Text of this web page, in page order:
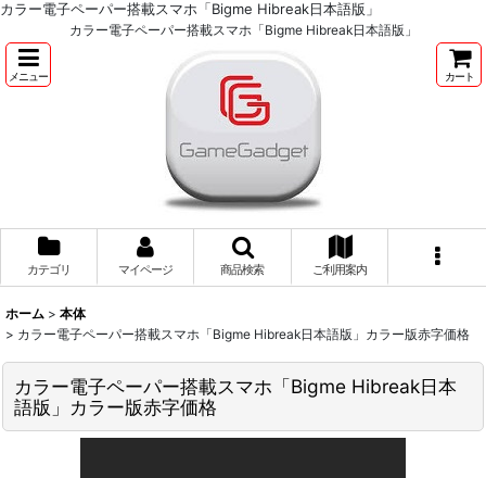
カラー電子ペーパー搭載スマホ「Bigme Hibreak日本語版」
カラー電子ペーパー搭載スマホ「Bigme Hibreak日本語版」
メニュー カート
カテゴリ マイページ 商品検索 ご利用案内
ホーム > 本体
> カラー電子ペーパー搭載スマホ「Bigme Hibreak日本語版」カラー版赤字価格
カラー電子ペーパー搭載スマホ「Bigme Hibreak日本
語版」カラー版赤字価格